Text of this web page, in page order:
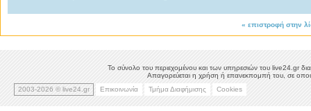
« επιστροφή στην
Το σύνολο του περιεχομένου και των υπηρεσιών του live24.gr
Απαγορεύεται η χρήση ή επανεκπομπή του, σε
2003-2026 © live24.gr
Επικοινωνία Τμήμα Διαφήμισης Cookies